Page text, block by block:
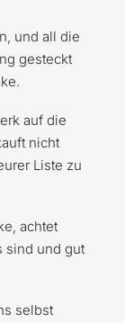
und all die
gesteckt
auf die
nicht
Liste zu
achtet
sind und gut
selbst